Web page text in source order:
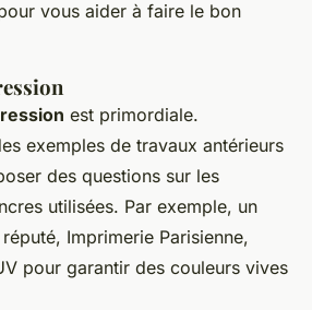
vous aider à faire le bon
est primordiale.
exemples de travaux antérieurs
des questions sur les
utilisées. Par exemple, un
Imprimerie Parisienne,
pour garantir des couleurs vives